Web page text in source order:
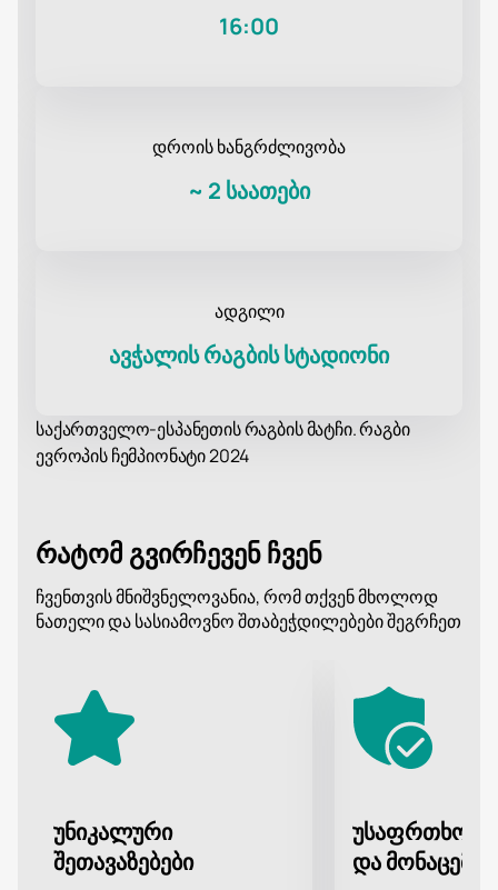
16:00
დროის ხანგრძლივობა
~ 2 საათები
ადგილი
ავჭალის რაგბის სტადიონი
საქართველო-ესპანეთის რაგბის მატჩი. რაგბი
ევროპის ჩემპიონატი 2024
რატომ გვირჩევენ ჩვენ
ჩვენთვის მნიშვნელოვანია, რომ თქვენ მხოლოდ
ნათელი და სასიამოვნო შთაბეჭდილებები შეგრჩეთ
უნიკალური
შეთავაზებები
უსაფრთხო
და